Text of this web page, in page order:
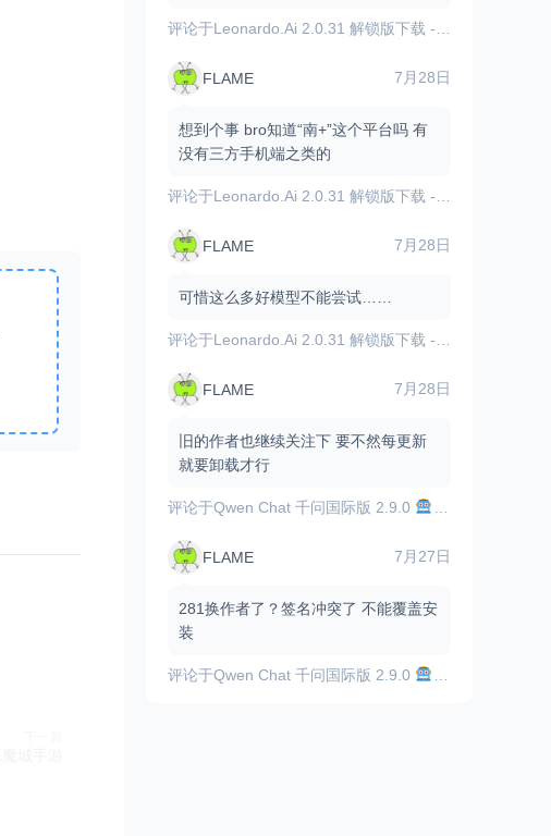
评论于Leonardo.Ai 2.0.31 解锁版下载 - 内置GPT图像模型/AI图像视频生成
FLAME 7月28日
想到个事 bro知道“南+”这个平台吗 有
没有三方手机端之类的
评论于Leonardo.Ai 2.0.31 解锁版下载 - 内置GPT图像模型/AI图像视频生成
FLAME 7月28日
可惜这么多好模型不能尝试……
评论于Leonardo.Ai 2.0.31 解锁版下载 - 内置GPT图像模型/AI图像视频生成
FLAME 7月28日
旧的作者也继续关注下 要不然每更新
就要卸载才行
评论于Qwen Chat 千问国际版 2.9.0
FLAME 7月27日
281换作者了？签名冲突了 不能覆盖安
装
评论于Qwen Chat 千问国际版 2.9.0